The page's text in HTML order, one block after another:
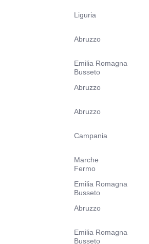
Liguria
Abruzzo
Emilia Romagna
Busseto
Abruzzo
Abruzzo
Campania
Marche
Fermo
Emilia Romagna
Busseto
Abruzzo
Emilia Romagna
Busseto